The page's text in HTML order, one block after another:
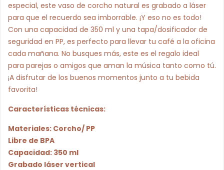
especial, este vaso de corcho natural es grabado a láser
para que el recuerdo sea imborrable. ¡Y eso no es todo!
Con una capacidad de 350 ml y una tapa/dosificador de
seguridad en PP, es perfecto para llevar tu café a la oficina
cada mañana. No busques más, este es el regalo ideal
para parejas o amigos que aman la música tanto como tú.
¡A disfrutar de los buenos momentos junto a tu bebida
favorita!
Características técnicas:
Materiales: Corcho/ PP
Libre de BPA
Capacidad: 350 ml
Grabado láser vertical